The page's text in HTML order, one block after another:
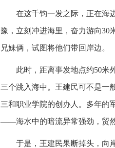
在这千钧一发之际，正在海
豫，立刻冲进海里，奋力游向30
兄妹俩，试图将他们带回岸边。
此时，距离事发地点约50米
三个跳入海中。王建民可不是一
三和职业学院的创办人。多年的
——海水中的暗流异常强劲，贸
于是，王建民果断掉头，向